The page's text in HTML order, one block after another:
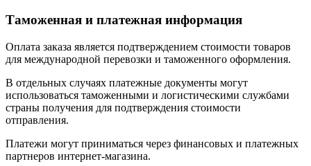
Таможенная и платежная информация
Оплата заказа является подтверждением стоимости товаров
для международной перевозки и таможенного оформления.
В отдельных случаях платежные документы могут
использоваться таможенными и логистическими службами
страны получения для подтверждения стоимости
отправления.
Платежи могут приниматься через финансовых и платежных
партнеров интернет-магазина.